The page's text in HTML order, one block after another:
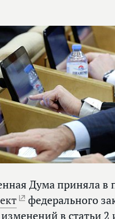
Дума приняла в
федерального
в статьи 2